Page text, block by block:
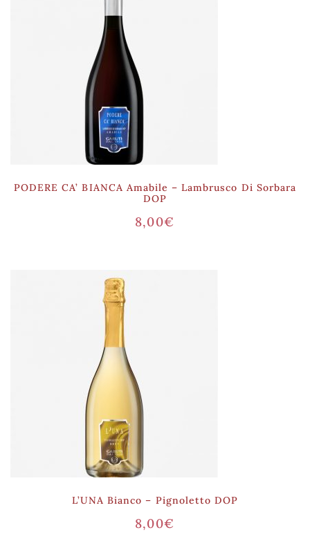
PODERE CA’ BIANCA Amabile – Lambrusco Di Sorbara
DOP
8,00€
L’UNA Bianco – Pignoletto DOP
8,00€